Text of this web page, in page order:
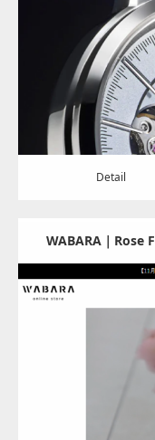
Detail Visit
Detail
WABARA｜Rose